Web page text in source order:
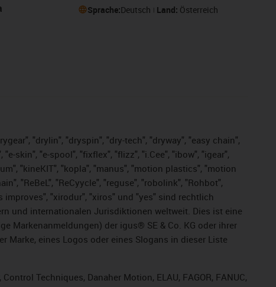
Sprache:Deutsch Land: Österreich
"drylin", "dryspin", "dry-tech", "dryway", "easy chain",
skin", "e-spool", "fixflex", "flizz", "i.Cee", "ibow", "igear",
"kineKIT", "kopla", "manus", "motion plastics", "motion
"ReBeL", "ReCyycle", "reguse", "robolink", "Rohbot",
improves", "xirodur", "xiros" und "yes" sind rechtlich
und internationalen Jurisdiktionen weltweit. Dies ist eine
Markenanmeldungen) der igus® SE & Co. KG oder ihrer
Marke, eines Logos oder eines Slogans in dieser Liste
Techniques, Danaher Motion, ELAU, FAGOR, FANUC,